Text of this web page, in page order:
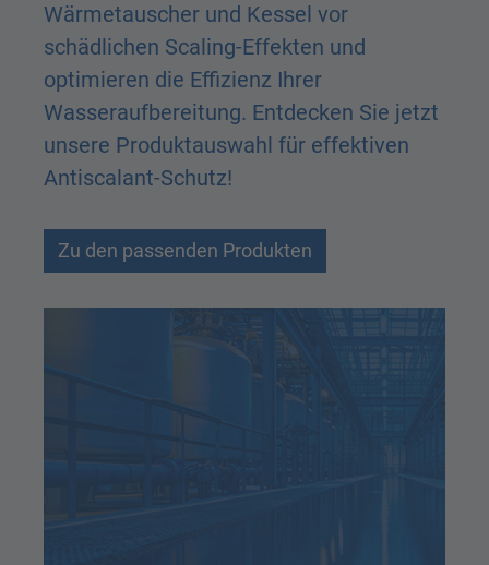
Wärmetauscher und Kessel vor
schädlichen Scaling-Effekten und
optimieren die Effizienz Ihrer
Wasseraufbereitung. Entdecken Sie jetzt
unsere Produktauswahl für effektiven
Antiscalant-Schutz!
Zu den passenden Produkten